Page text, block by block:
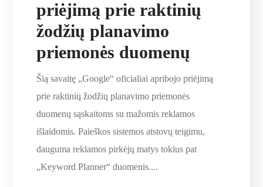
priėjimą prie raktinių
žodžių planavimo
priemonės duomenų
Šią savaitę „Google“ oficialiai apribojo priėjimą
prie raktinių žodžių planavimo priemonės
duomenų sąskaitoms su mažomis reklamos
išlaidomis. Paieškos sistemos atstovų teigimu,
dauguma reklamos pirkėjų matys tokius pat
„Keyword Planner“ duomenis....